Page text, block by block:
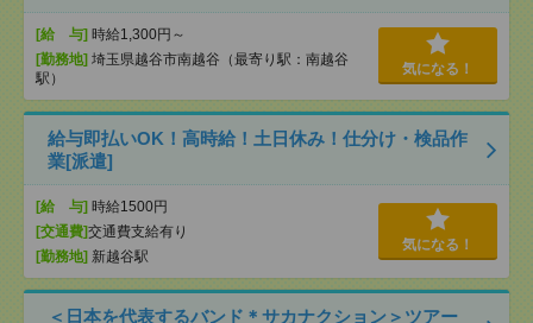
[給 与] 時給1,300円～
[勤務地] 埼玉県越谷市南越谷（最寄り駅：南越谷
駅）
気になる！
給与即払いOK！高時給！土日休み！仕分け・検品作
業[派遣]
[給 与] 時給1500円
[交通費]交通費支給有り
[勤務地] 新越谷駅
気になる！
＜日本を代表するバンド＊サカナクション＞ツアー